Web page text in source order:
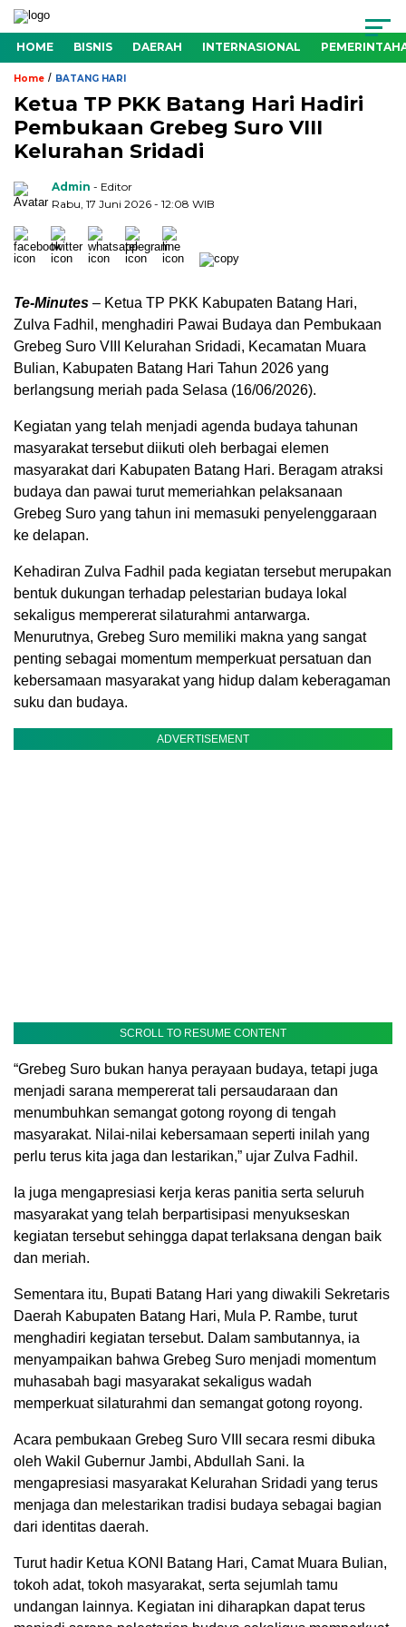
HOME BISNIS DAERAH INTERNASIONAL
Home / BATANG HARI
Ketua TP PKK Batang Hari Hadiri
Pembukaan Grebeg Suro VIII
Kelurahan Sridadi
Admin - Editor
Rabu, 17 Juni 2026 - 12:08 WIB
Te-Minutes – Ketua TP PKK Kabupaten Batang Hari,
Zulva Fadhil, menghadiri Pawai Budaya dan Pembukaan
Grebeg Suro VIII Kelurahan Sridadi, Kecamatan Muara
Bulian, Kabupaten Batang Hari Tahun 2026 yang
berlangsung meriah pada Selasa (16/06/2026).
Kegiatan yang telah menjadi agenda budaya tahunan
masyarakat tersebut diikuti oleh berbagai elemen
masyarakat dari Kabupaten Batang Hari. Beragam atraksi
budaya dan pawai turut memeriahkan pelaksanaan
Grebeg Suro yang tahun ini memasuki penyelenggaraan
ke delapan.
Kehadiran Zulva Fadhil pada kegiatan tersebut merupakan
bentuk dukungan terhadap pelestarian budaya lokal
sekaligus mempererat silaturahmi antarwarga.
Menurutnya, Grebeg Suro memiliki makna yang sangat
penting sebagai momentum memperkuat persatuan dan
kebersamaan masyarakat yang hidup dalam keberagaman
suku dan budaya.
ADVERTISEMENT
SCROLL TO RESUME CONTENT
“Grebeg Suro bukan hanya perayaan budaya, tetapi juga
menjadi sarana mempererat tali persaudaraan dan
menumbuhkan semangat gotong royong di tengah
masyarakat. Nilai-nilai kebersamaan seperti inilah yang
perlu terus kita jaga dan lestarikan,” ujar Zulva Fadhil.
Ia juga mengapresiasi kerja keras panitia serta seluruh
masyarakat yang telah berpartisipasi menyukseskan
kegiatan tersebut sehingga dapat terlaksana dengan baik
dan meriah.
Sementara itu, Bupati Batang Hari yang diwakili Sekretaris
Daerah Kabupaten Batang Hari, Mula P. Rambe, turut
menghadiri kegiatan tersebut. Dalam sambutannya, ia
menyampaikan bahwa Grebeg Suro menjadi momentum
muhasabah bagi masyarakat sekaligus wadah
memperkuat silaturahmi dan semangat gotong royong.
Acara pembukaan Grebeg Suro VIII secara resmi dibuka
oleh Wakil Gubernur Jambi, Abdullah Sani. Ia
mengapresiasi masyarakat Kelurahan Sridadi yang terus
menjaga dan melestarikan tradisi budaya sebagai bagian
dari identitas daerah.
Turut hadir Ketua KONI Batang Hari, Camat Muara Bulian,
tokoh adat, tokoh masyarakat, serta sejumlah tamu
undangan lainnya. Kegiatan ini diharapkan dapat terus